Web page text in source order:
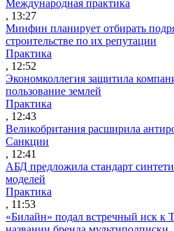
Международная практика
, 13:27
Минфин планирует отбирать
строительстве по их репутации
Практика
, 12:52
Экономколлегия защитила
пользование землей
Практика
, 12:43
Великобритания расширила
Санкции
, 12:41
АБД предложила стандарт
моделей
Практика
, 11:53
«Билайн» подал встречный иск к